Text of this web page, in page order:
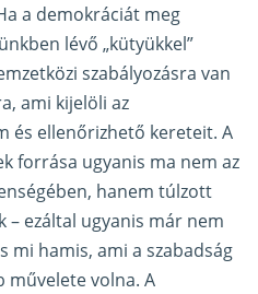
a demokráciát meg
lévő „kütyükkel”
szabályozásra van
ami kijelöli az
és ellenőrizhető kereteit. A
forrása ugyanis ma nem az
hanem túlzott
– ezáltal ugyanis már nem
mi hamis, ami a szabadság
művelete volna. A